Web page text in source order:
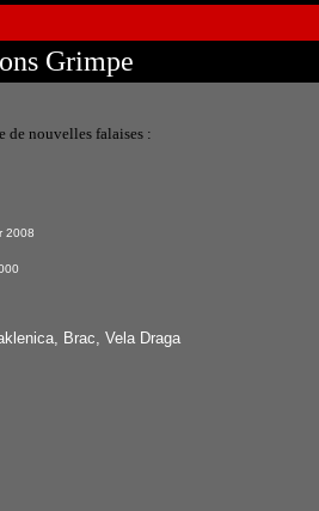
Grimpe
de nouvelles falaises :
2008
Brac, Vela Draga